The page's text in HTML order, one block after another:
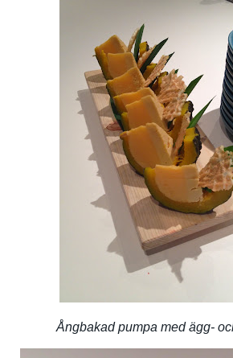
Ångbakad pumpa med ägg-